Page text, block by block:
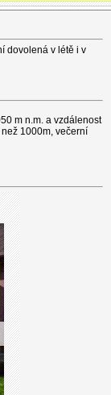
dovolená v létě i v
m n.m. a vzdálenost
1000m, večerní